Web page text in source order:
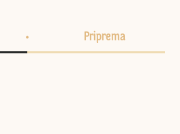
Priprema